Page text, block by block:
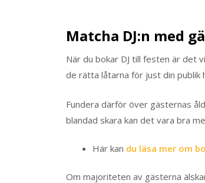
Matcha DJ:n med
När du bokar DJ till festen är det
de rätta låtarna för just din publik
Fundera därför över gästernas
blandad skara kan det vara bra
Här kan du läsa mer om
Om majoriteten av gästerna